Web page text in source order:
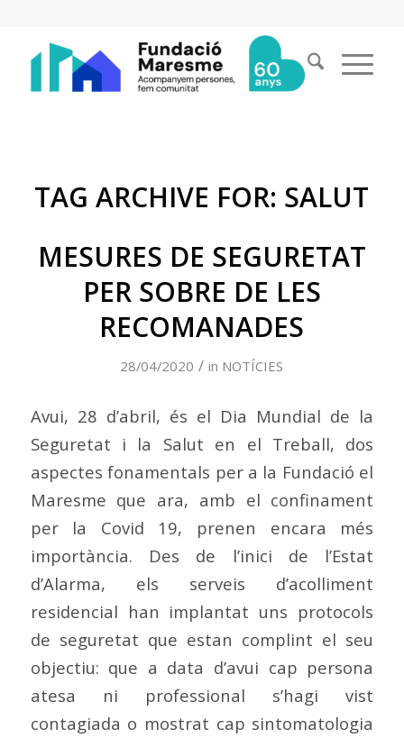
TAG ARCHIVE FOR: SALUT
MESURES DE SEGURETAT
PER SOBRE DE LES
RECOMANADES
28/04/2020 / in NOTÍCIES
Avui, 28 d’abril, és el Dia Mundial de la
Seguretat i la Salut en el Treball, dos
aspectes fonamentals per a la Fundació el
Maresme que ara, amb el confinament
per la Covid 19, prenen encara més
importància. Des de l’inici de l’Estat
d’Alarma, els serveis d’acolliment
residencial han implantat uns protocols
de seguretat que estan complint el seu
objectiu: que a data d’avui cap persona
atesa ni professional s’hagi vist
contagiada o mostrat cap sintomatologia